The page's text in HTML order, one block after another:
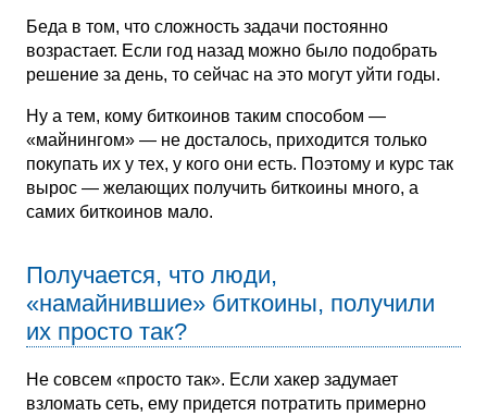
Беда в том, что сложность задачи постоянно
возрастает. Если год назад можно было подобрать
решение за день, то сейчас на это могут уйти годы.
Ну а тем, кому биткоинов таким способом —
«майнингом» — не досталось, приходится только
покупать их у тех, у кого они есть. Поэтому и курс так
вырос — желающих получить биткоины много, а
самих биткоинов мало.
Получается, что люди,
«намайнившие» биткоины, получили
их просто так?
Не совсем «просто так». Если хакер задумает
взломать сеть, ему придется потратить примерно